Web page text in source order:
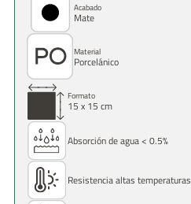
Acabado
Mate
Material
Porcelánico
Formato
15 x 15 cm
Absorción de agua < 0.5%
Resistencia altas temperaturas